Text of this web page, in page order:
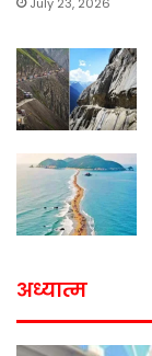
July 23, 2026
अध्यात्म